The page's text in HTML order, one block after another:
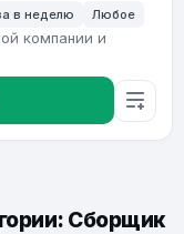
в неделю Любое
компании и
Сборщик